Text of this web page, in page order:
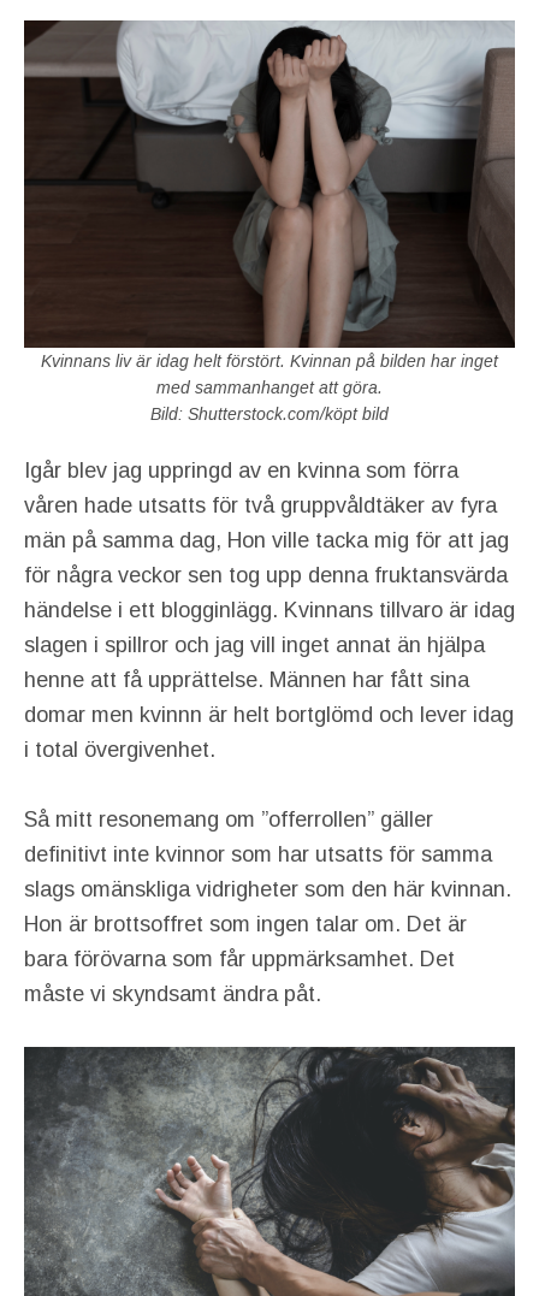
Kvinnans liv är idag helt förstört. Kvinnan på bilden har inget
med sammanhanget att göra.
Bild: Shutterstock.com/köpt bild
Igår blev jag uppringd av en kvinna som förra
våren hade utsatts för två gruppvåldtäker av fyra
män på samma dag, Hon ville tacka mig för att jag
för några veckor sen tog upp denna fruktansvärda
händelse i ett blogginlägg. Kvinnans tillvaro är idag
slagen i spillror och jag vill inget annat än hjälpa
henne att få upprättelse. Männen har fått sina
domar men kvinnn är helt bortglömd och lever idag
i total övergivenhet.
Så mitt resonemang om ”offerrollen” gäller
definitivt inte kvinnor som har utsatts för samma
slags omänskliga vidrigheter som den här kvinnan.
Hon är brottsoffret som ingen talar om. Det är
bara förövarna som får uppmärksamhet. Det
måste vi skyndsamt ändra påt.